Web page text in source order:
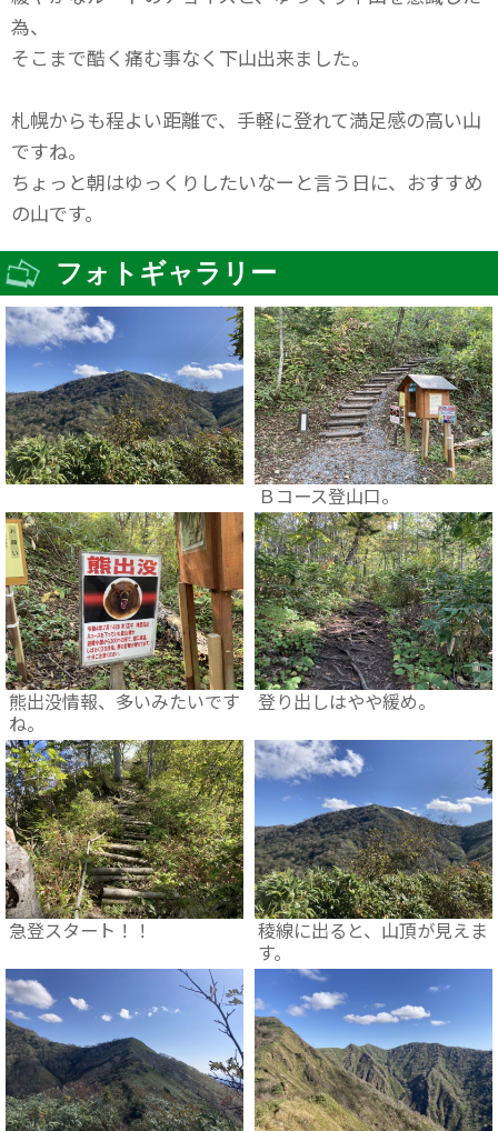
為、
そこまで酷く痛む事なく下山出来ました。
札幌からも程よい距離で、手軽に登れて満足感の高い山
ですね。
ちょっと朝はゆっくりしたいなーと言う日に、おすすめ
の山です。
フォトギャラリー
Ｂコース登山口。
熊出没情報、多いみたいです
ね。
登り出しはやや緩め。
急登スタート！！
稜線に出ると、山頂が見えま
す。